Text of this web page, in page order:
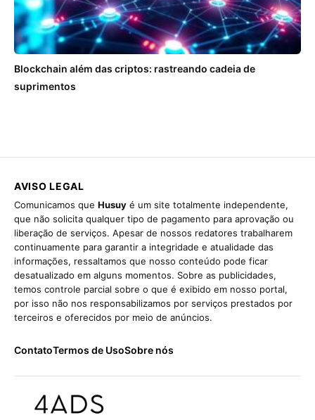
Blockchain além das criptos: rastreando cadeia de
suprimentos
AVISO LEGAL
Comunicamos que Husuy é um site totalmente independente,
que não solicita qualquer tipo de pagamento para aprovação ou
liberação de serviços. Apesar de nossos redatores trabalharem
continuamente para garantir a integridade e atualidade das
informações, ressaltamos que nosso conteúdo pode ficar
desatualizado em alguns momentos. Sobre as publicidades,
temos controle parcial sobre o que é exibido em nosso portal,
por isso não nos responsabilizamos por serviços prestados por
terceiros e oferecidos por meio de anúncios.
ContatoTermos de UsoSobre nós